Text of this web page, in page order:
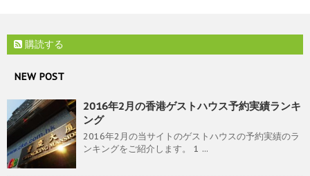
購読する
NEW POST
2016年2月の香港ゲストハウス予約実績ランキ
ング
2016年2月の当サイトのゲストハウスの予約実績のラ
ンキングをご紹介します。 1 ...